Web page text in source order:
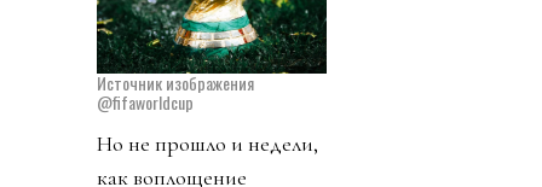
Источник изображения
@fifaworldcup
Но не прошло и недели,
как воплощение